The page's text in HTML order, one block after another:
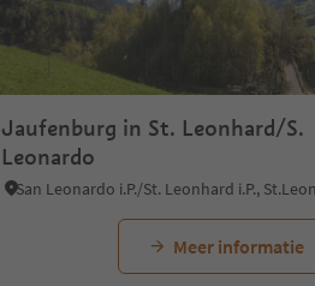
Jaufenburg in St. Leonhard/S.
Leonardo
Meer informatie